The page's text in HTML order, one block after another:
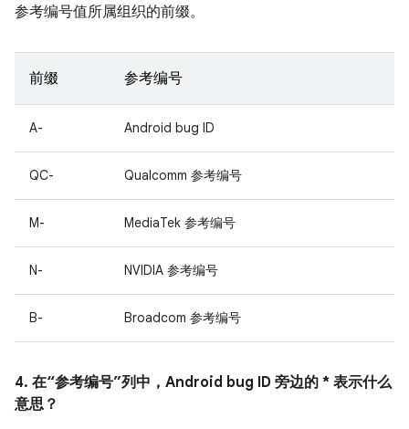
参考编号值所属组织的前缀。
前缀 参考编号
A- Android bug ID
QC- Qualcomm 参考编号
M- MediaTek 参考编号
N- NVIDIA 参考编号
B- Broadcom 参考编号
4. 在“参考编号”列中，Android bug ID 旁边的 * 表示什么
意思？